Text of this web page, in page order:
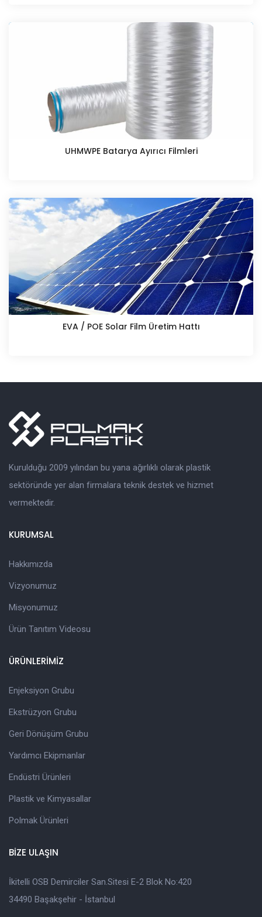
UHMWPE Batarya Ayırıcı Filmleri
EVA / POE Solar Film Üretim Hattı
Kurulduğu 2009 yılından bu yana ağırlıklı olarak plastik
sektöründe yer alan firmalara teknik destek ve hizmet
vermektedir.
KURUMSAL
Hakkımızda
Vizyonumuz
Misyonumuz
Ürün Tanıtım Videosu
ÜRÜNLERİMİZ
Enjeksiyon Grubu
Ekstrüzyon Grubu
Geri Dönüşüm Grubu
Yardımcı Ekipmanlar
Endüstri Ürünleri
Plastik ve Kimyasallar
Polmak Ürünleri
BİZE ULAŞIN
İkitelli OSB Demirciler San.Sitesi E-2 Blok No:420
34490 Başakşehir - İstanbul